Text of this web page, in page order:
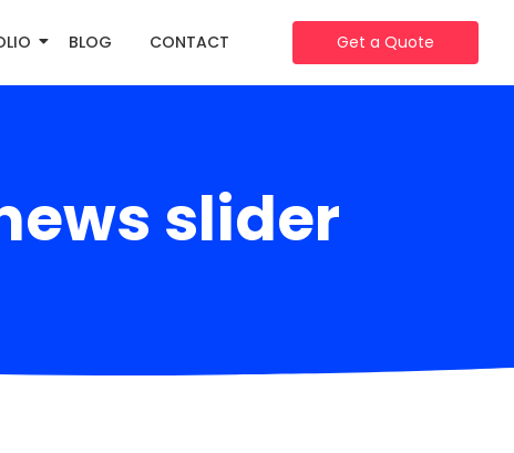
BLOG CONTACT Get a Quote
slider